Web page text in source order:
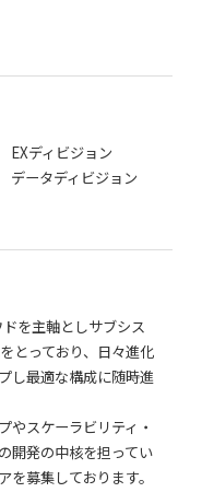
EXディビジョン
データディビジョン
を主軸としサブシス
とっており、日々進化
し最適な構成に随時進
やスケーラビリティ・
開発の中核を担ってい
募集しております。